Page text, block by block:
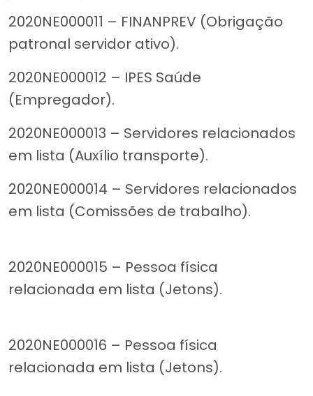
2020NE000011 – FINANPREV (Obrigação
patronal servidor ativo).
2020NE000012 – IPES Saúde
(Empregador).
2020NE000013 – Servidores relacionados
em lista (Auxílio transporte).
2020NE000014 – Servidores relacionados
em lista (Comissões de trabalho).
2020NE000015 – Pessoa física
relacionada em lista (Jetons).
2020NE000016 – Pessoa física
relacionada em lista (Jetons).